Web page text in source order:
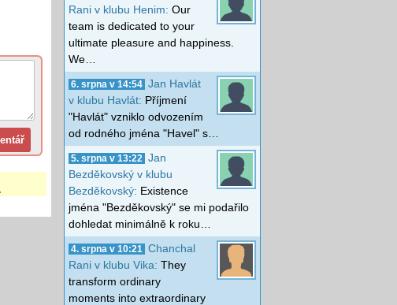
Rani v klubu Henim: Our
team is dedicated to your
ultimate pleasure and happiness.
We…
6. srpna v 14:54 Jan Havlát
v klubu Havlát: Příjmení
"Havlát" vzniklo odvozením
od rodného jména "Havel" s…
5. srpna v 13:22
Jan
Bezděkovský v klubu
Bezděkovský: Existence
jména "Bezděkovský" se mi podařilo
dohledat minimálně k roku…
4. srpna v 10:21
Chanchal
Rani v klubu Vika: They
transform ordinary
moments into extraordinary